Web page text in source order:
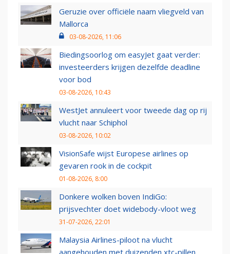
Geruzie over officiële naam vliegveld van
Mallorca
03-08-2026, 11:06
Biedingsoorlog om easyJet gaat verder:
investeerders krijgen dezelfde deadline
voor bod
03-08-2026, 10:43
WestJet annuleert voor tweede dag op rij
vlucht naar Schiphol
03-08-2026, 10:02
VisionSafe wijst Europese airlines op
gevaren rook in de cockpit
01-08-2026, 8:00
Donkere wolken boven IndiGo:
prijsvechter doet widebody-vloot weg
31-07-2026, 22:01
Malaysia Airlines-piloot na vlucht